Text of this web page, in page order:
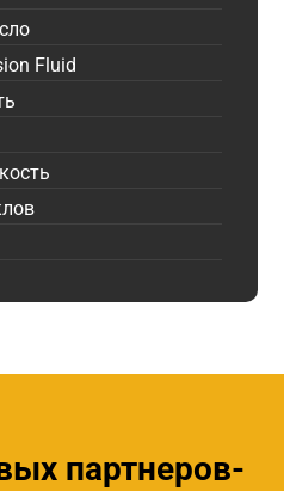
Fluid
партнеров-